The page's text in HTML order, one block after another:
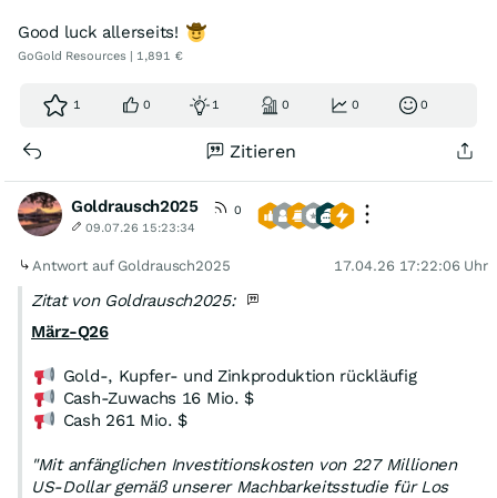
Good luck allerseits!
GoGold Resources | 1,891 €
1 0 1 0 0 0
Zitieren
Goldrausch2025
0
09.07.26 15:23:34
Antwort auf Goldrausch2025 17.04.26 17:22:06 Uhr
Zitat von Goldrausch2025:
März-Q26
Gold-, Kupfer- und Zinkproduktion rückläufig
Cash-Zuwachs 16 Mio. $
Cash 261 Mio. $
"Mit anfänglichen Investitionskosten von 227 Millionen
US-Dollar gemäß unserer Machbarkeitsstudie für Los